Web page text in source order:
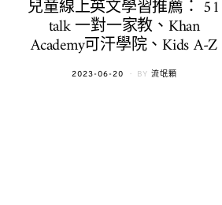
兒童線上英文學習推薦： 51
talk 一對一家教、Khan
Academy可汗學院、Kids A-Z
POSTED
2023-06-20 BY 流氓顆